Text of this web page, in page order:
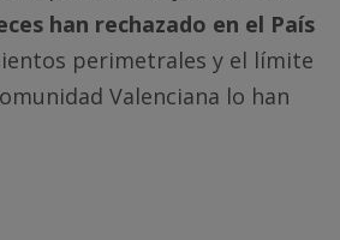
han rechazado en el País
perimetrales y el límite
Valenciana lo han